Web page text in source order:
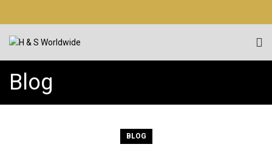
Blog
BLOG